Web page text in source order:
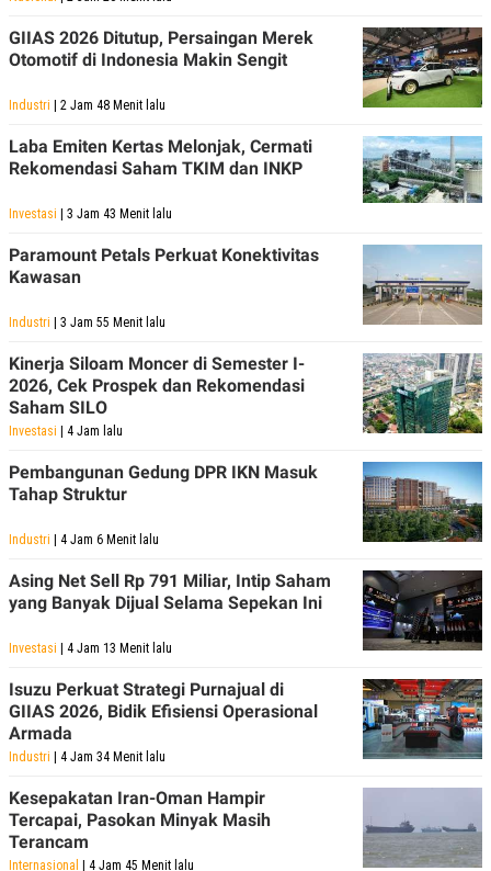
GIIAS 2026 Ditutup, Persaingan Merek
Otomotif di Indonesia Makin Sengit
Industri | 2 Jam 48 Menit lalu
Laba Emiten Kertas Melonjak, Cermati
Rekomendasi Saham TKIM dan INKP
Investasi | 3 Jam 43 Menit lalu
Paramount Petals Perkuat Konektivitas
Kawasan
Industri | 3 Jam 55 Menit lalu
Kinerja Siloam Moncer di Semester I-
2026, Cek Prospek dan Rekomendasi
Saham SILO
Investasi | 4 Jam lalu
Pembangunan Gedung DPR IKN Masuk
Tahap Struktur
Industri | 4 Jam 6 Menit lalu
Asing Net Sell Rp 791 Miliar, Intip Saham
yang Banyak Dijual Selama Sepekan Ini
Investasi | 4 Jam 13 Menit lalu
Isuzu Perkuat Strategi Purnajual di
GIIAS 2026, Bidik Efisiensi Operasional
Armada
Industri | 4 Jam 34 Menit lalu
Kesepakatan Iran-Oman Hampir
Tercapai, Pasokan Minyak Masih
Terancam
Internasional | 4 Jam 45 Menit lalu